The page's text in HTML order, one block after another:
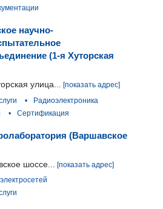
научно-
(1-я Хуторская
улица...
[показать адрес]
•
Радиоэлектроника
• Сертификация
(Варшавское
шоссе...
[показать адрес]